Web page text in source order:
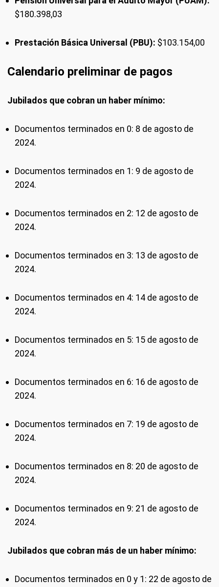
$180.398,03
Prestación Básica Universal (PBU): $103.154,00
Calendario preliminar de pagos
Jubilados que cobran un haber mínimo:
Documentos terminados en 0: 8 de agosto de
2024.
Documentos terminados en 1: 9 de agosto de
2024.
Documentos terminados en 2: 12 de agosto de
2024.
Documentos terminados en 3: 13 de agosto de
2024.
Documentos terminados en 4: 14 de agosto de
2024.
Documentos terminados en 5: 15 de agosto de
2024.
Documentos terminados en 6: 16 de agosto de
2024.
Documentos terminados en 7: 19 de agosto de
2024.
Documentos terminados en 8: 20 de agosto de
2024.
Documentos terminados en 9: 21 de agosto de
2024.
Jubilados que cobran más de un haber mínimo:
Documentos terminados en 0 y 1: 22 de agosto de